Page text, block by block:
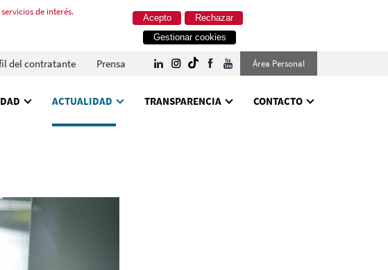
de interés.
Rechazar
Acepto
Gestionar cookies
del contratante Prensa Área Personal
ACTUALIDAD TRANSPARENCIA CONTACTO